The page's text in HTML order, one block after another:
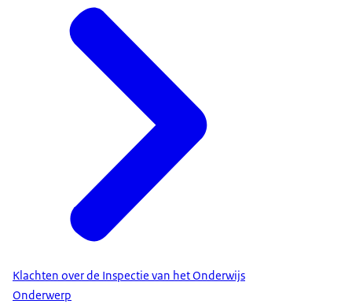
Klachten over de Inspectie van het Onderwijs
Onderwerp